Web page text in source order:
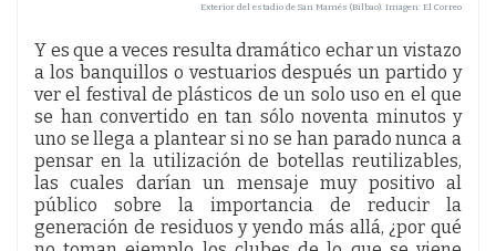
Exterior del estadio de San Mamés (Bilbao). Imagen: El Correo
Y es que a veces resulta dramático echar un vistazo
a los banquillos o vestuarios después un partido y
ver el festival de plásticos de un solo uso en el que
se han convertido en tan sólo noventa minutos y
uno se llega a plantear si no se han parado nunca a
pensar en la utilización de botellas reutilizables,
las cuales darían un mensaje muy positivo al
público sobre la importancia de reducir la
generación de residuos y yendo más allá, ¿por qué